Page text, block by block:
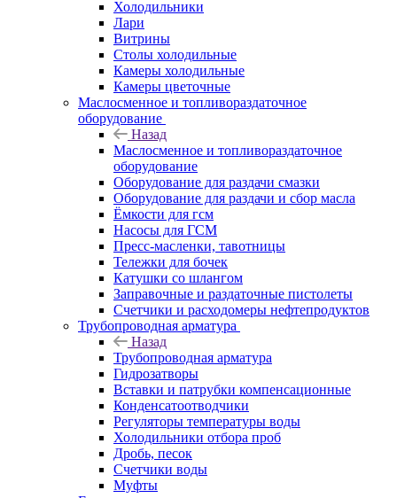
Холодильники
Лари
Витрины
Столы холодильные
Камеры холодильные
Камеры цветочные
Маслосменное и топливораздаточное
оборудование
Назад
Маслосменное и топливораздаточное
оборудование
Оборудование для раздачи смазки
Оборудование для раздачи и сбор масла
Ёмкости для гсм
Насосы для ГСМ
Пресс-масленки, тавотницы
Тележки для бочек
Катушки со шлангом
Заправочные и раздаточные пистолеты
Счетчики и расходомеры нефтепродуктов
Трубопроводная арматура
Назад
Трубопроводная арматура
Гидрозатворы
Вставки и патрубки компенсационные
Конденсатоотводчики
Регуляторы температуры воды
Холодильники отбора проб
Дробь, песок
Счетчики воды
Муфты